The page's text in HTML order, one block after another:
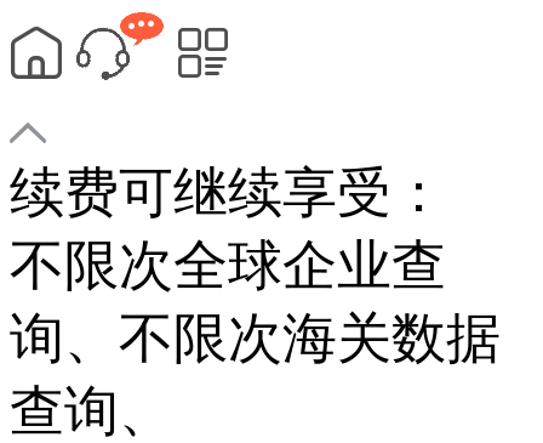
续费可继续享受：
不限次全球企业查
询、 不限次海关数据
查询、